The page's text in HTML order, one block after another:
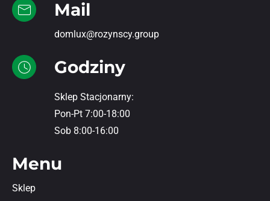
Mail
domlux@rozynscy.group
Godziny
Sklep Stacjonarny:
Pon-Pt 7:00-18:00
Sob 8:00-16:00
Menu
Sklep